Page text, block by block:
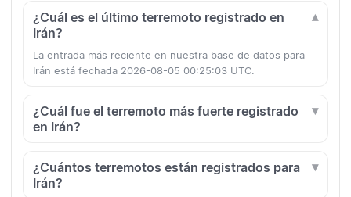
¿Cuál es el último terremoto registrado en
Irán?
La entrada más reciente en nuestra base de datos para
Irán está fechada 2026-08-05 00:25:03 UTC.
¿Cuál fue el terremoto más fuerte registrado
en Irán?
¿Cuántos terremotos están registrados para
Irán?